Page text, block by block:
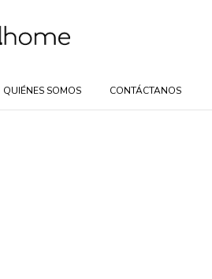
QUIÉNES SOMOS CONTÁCTANOS